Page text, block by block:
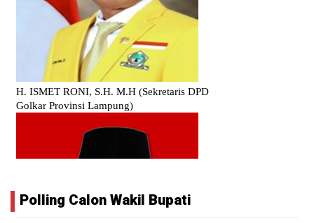
Polling Calon Wakil Bupati